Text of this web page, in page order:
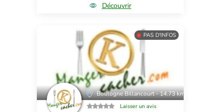
Découvrir
PAS D'INFOS
Boulogne Billancourt - 14.73 km
Laisser un avis